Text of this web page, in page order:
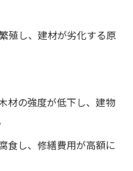
殖し、建材が劣化する原
材の強度が低下し、建物
食し、修繕費用が高額に